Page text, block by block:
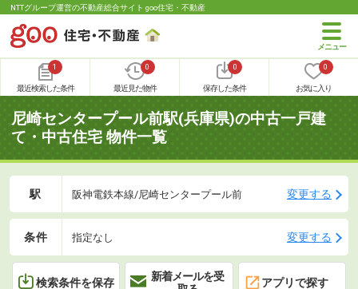
NTTグループ運営の不動産総合サイト goo住宅・不動産
1
最近検索した条件
0
最近見た物件
0
保存した条件
0
お気に入り
尼崎センタープール前駅(兵庫県)の中古一戸建
て・中古住宅 物件一覧
駅 阪神電鉄本線/尼崎センタープール前 変更する
条件 指定なし 変更する
検索条件を保存
新着メールを受
アプリで探す